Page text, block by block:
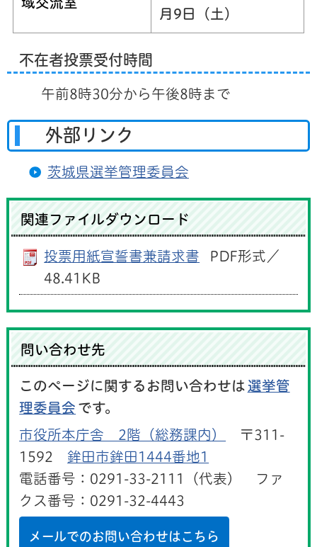
域交流室
月9日（土）
不在者投票受付時間
午前8時30分から午後8時まで
外部リンク
茨城県選挙管理委員会
関連ファイルダウンロード
投票用紙宣誓書兼請求書
PDF形式／
48.41KB
問い合わせ先
このページに関するお問い合わせは 選挙管
理委員会 です。
市役所本庁舎 2階（総務課内）
〒311-
1592 鉾田市鉾田1444番地1
電話番号：0291-33-2111（代表） ファ
クス番号：0291-32-4443
メールでのお問い合わせはこちら